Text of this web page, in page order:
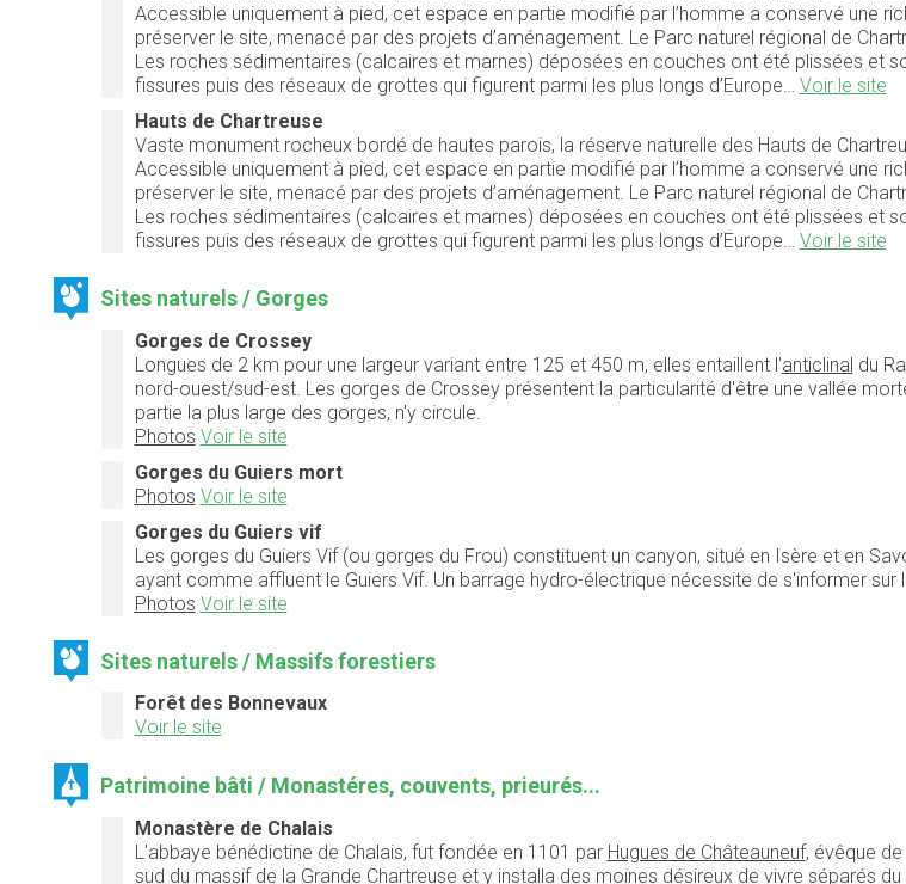
Accessible uniquement à pied, cet espace en partie modifié par l’homme a conservé une
préserver le site, menacé par des projets d’aménagement. Le Parc naturel régional de
Les roches sédimentaires (calcaires et marnes) déposées en couches ont été plissées et
fissures puis des réseaux de grottes qui figurent parmi les plus longs d’Europe… Voir le site
Hauts de Chartreuse
Vaste monument rocheux bordé de hautes parois, la réserve naturelle des Hauts de
Accessible uniquement à pied, cet espace en partie modifié par l’homme a conservé une
préserver le site, menacé par des projets d’aménagement. Le Parc naturel régional de
Les roches sédimentaires (calcaires et marnes) déposées en couches ont été plissées et
fissures puis des réseaux de grottes qui figurent parmi les plus longs d’Europe… Voir le site
Sites naturels / Gorges
Gorges de Crossey
Longues de 2 km pour une largeur variant entre 125 et 450 m, elles entaillent l'anticlinal du
nord-ouest/sud-est. Les gorges de Crossey présentent la particularité d'être une vallée
partie la plus large des gorges, n'y circule.
Photos Voir le site
Gorges du Guiers mort
Photos Voir le site
Gorges du Guiers vif
Les gorges du Guiers Vif (ou gorges du Frou) constituent un canyon, situé en Isère et en
ayant comme affluent le Guiers Vif. Un barrage hydro-électrique nécessite de s'informer sur
Photos Voir le site
Sites naturels / Massifs forestiers
Forêt des Bonnevaux
Voir le site
Patrimoine bâti / Monastéres, couvents, prieurés...
Monastère de Chalais
L'abbaye bénédictine de Chalais, fut fondée en 1101 par Hugues de Châteauneuf, évêque
sud du massif de la Grande Chartreuse et y installa des moines désireux de vivre séparés